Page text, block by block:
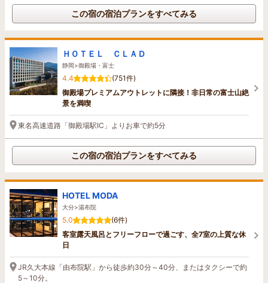
この宿の宿泊プランをすべてみる
ＨＯＴＥＬ ＣＬＡＤ
静岡>御殿場・富士
4.4
(751件)
御殿場プレミアムアウトレットに隣接！非日常の富士山絶
景を満喫
東名高速道路「御殿場駅IC」よりお車で約5分
この宿の宿泊プランをすべてみる
HOTEL MODA
大分>湯布院
5.0
(6件)
客室露天風呂とフリーフローで過ごす、全7室の上質な休
日
JR久大本線「由布院駅」から徒歩約30分～40分、またはタクシーで約
5～10分。